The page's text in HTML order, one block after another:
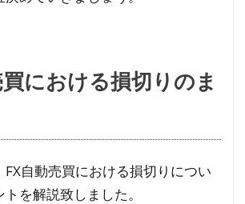
における損切りのま
FX自動売買における損切りについ
を解説致しました。